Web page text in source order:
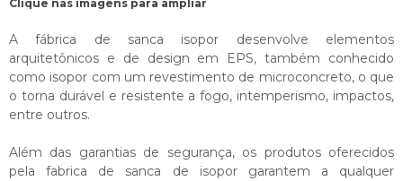
Clique nas imagens para ampliar
A fábrica de sanca isopor desenvolve elementos
arquitetônicos e de design em EPS, também conhecido
como isopor com um revestimento de microconcreto, o que
o torna durável e resistente a fogo, intemperismo, impactos,
entre outros.
Além das garantias de segurança, os produtos oferecidos
pelafabrica de sanca de isoporgarantem a qualquer